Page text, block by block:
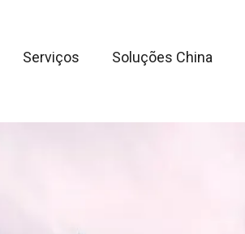
Serviços Soluções China